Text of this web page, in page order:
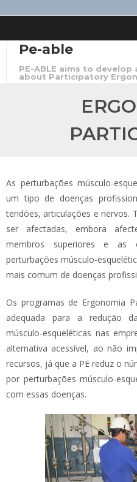
to
contentPe-able
PE-ABLE aims to
about Participatory
As perturbações músculo-
um tipo de doenças
tendões, articulações e nervos.
ser afectadas, embora
membros superiores e as
perturbações músculo-
mais comum de doenças
Os programas de Ergonomia
adequada para a redução
músculo-esqueléticas nas
alternativa acessível, ao não
recursos, já que a PE reduz o
por perturbações músculo-
com essas doenças.